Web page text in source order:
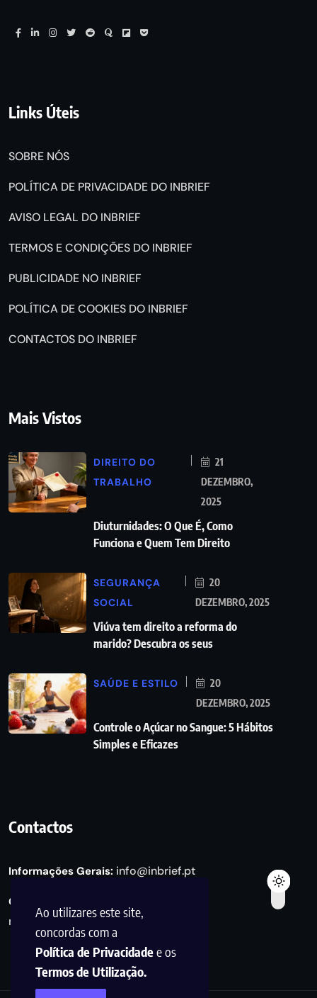
Ao utilizares este site,
concordas com a
Política de Privacidadee os
Termos de Utilização.
Links Úteis
SOBRE NÓS
POLÍTICA DE PRIVACIDADE DO INBRIEF
AVISO LEGAL DO INBRIEF
TERMOS E CONDIÇÕES DO INBRIEF
PUBLICIDADE NO INBRIEF
POLÍTICA DE COOKIES DO INBRIEF
CONTACTOS DO INBRIEF
Mais Vistos
DIREITO DO
TRABALHO
21
DEZEMBRO,
2025
Diuturnidades: O Que É, Como
Funciona e Quem Tem Direito
SEGURANÇA
SOCIAL
20
DEZEMBRO, 2025
Viúva tem direito a reforma do
marido? Descubra os seus
SAÚDE E ESTILO
20
DEZEMBRO, 2025
Controle o Açúcar no Sangue: 5 Hábitos
Simples e Eficazes
Contactos
Informações Gerais: info@inbrief.pt
Consultas de Marketing e Parcerias:
marketing@inbrief.pt